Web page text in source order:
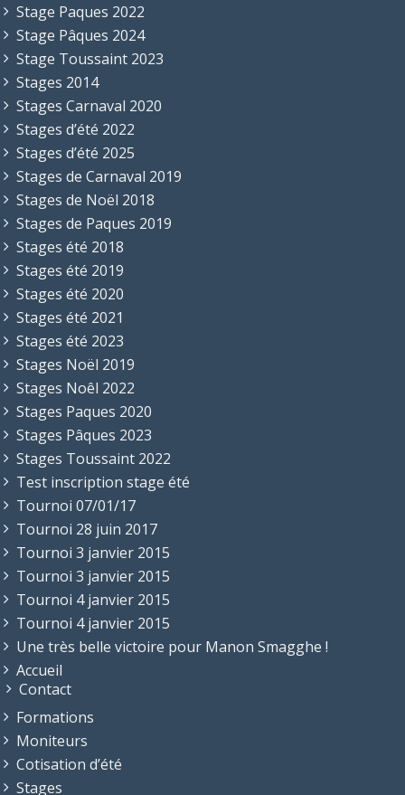
Stage Paques 2022
Stage Pâques 2024
Stage Toussaint 2023
Stages 2014
Stages Carnaval 2020
Stages d’été 2022
Stages d’été 2025
Stages de Carnaval 2019
Stages de Noël 2018
Stages de Paques 2019
Stages été 2018
Stages été 2019
Stages été 2020
Stages été 2021
Stages été 2023
Stages Noël 2019
Stages Noêl 2022
Stages Paques 2020
Stages Pâques 2023
Stages Toussaint 2022
Test inscription stage été
Tournoi 07/01/17
Tournoi 28 juin 2017
Tournoi 3 janvier 2015
Tournoi 3 janvier 2015
Tournoi 4 janvier 2015
Tournoi 4 janvier 2015
Une très belle victoire pour Manon Smagghe !
Accueil
Contact
Formations
Moniteurs
Cotisation d’été
Stages